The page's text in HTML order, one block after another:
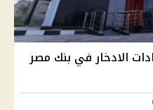
الادخار في بنك مصر